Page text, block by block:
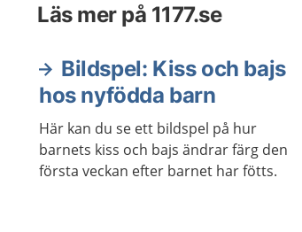
Läs mer på 1177.se
Bildspel: Kiss och bajs
hos nyfödda barn
Här kan du se ett bildspel på hur
barnets kiss och bajs ändrar färg den
första veckan efter barnet har fötts.